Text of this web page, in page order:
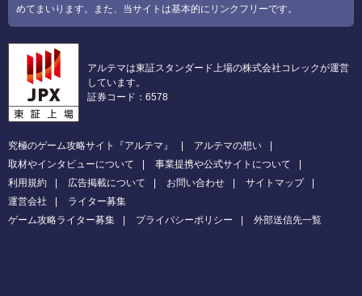
めてまいります。また、当サイトは基本的にリンクフリーです。
アルテマは東証スタンダード上場の株式会社コレックが運営
しています。
証券コード：6578
究極のゲーム攻略サイト『アルテマ』
アルテマの想い
取材やインタビューについて
事業提携や公式サイトについて
利用規約
広告掲載について お問い合わせ
サイトマップ
運営会社
ライター募集
ゲーム攻略ライター募集
プライバシーポリシー 外部送信先一覧